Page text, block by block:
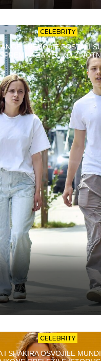
CELEBRITY
JOLIE POSTALI
ZA VELIKO
CELEBRITY
I SHAKIRA OSVOJILE